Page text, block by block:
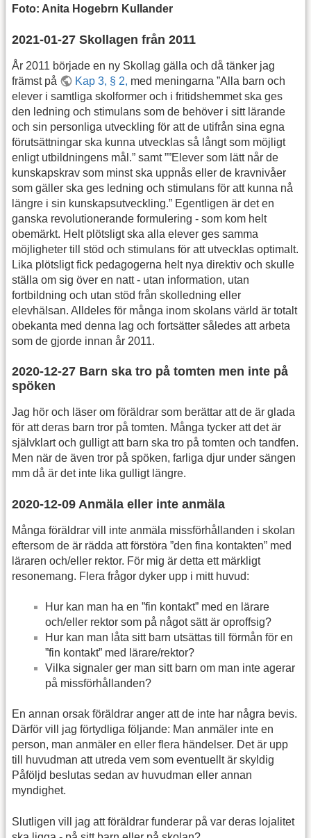
Foto: Anita Hogebrn Kullander
2021-01-27 Skollagen från 2011
År 2011 började en ny Skollag gälla och då tänker jag
främst på
Kap 3, § 2, med meningarna ”Alla barn och
elever i samtliga skolformer och i fritidshemmet ska ges
den ledning och stimulans som de behöver i sitt lärande
och sin personliga utveckling för att de utifrån sina egna
förutsättningar ska kunna utvecklas så långt som möjligt
enligt utbildningens mål.” samt ””Elever som lätt når de
kunskapskrav som minst ska uppnås eller de kravnivåer
som gäller ska ges ledning och stimulans för att kunna nå
längre i sin kunskapsutveckling.” Egentligen är det en
ganska revolutionerande formulering - som kom helt
obemärkt. Helt plötsligt ska alla elever ges samma
möjligheter till stöd och stimulans för att utvecklas optimalt.
Lika plötsligt fick pedagogerna helt nya direktiv och skulle
ställa om sig över en natt - utan information, utan
fortbildning och utan stöd från skolledning eller
elevhälsan. Alldeles för många inom skolans värld är totalt
obekanta med denna lag och fortsätter således att arbeta
som de gjorde innan år 2011.
2020-12-27 Barn ska tro på tomten men inte på
spöken
Jag hör och läser om föräldrar som berättar att de är glada
för att deras barn tror på tomten. Många tycker att det är
självklart och gulligt att barn ska tro på tomten och tandfen.
Men när de även tror på spöken, farliga djur under sängen
mm då är det inte lika gulligt längre.
2020-12-09 Anmäla eller inte anmäla
Många föräldrar vill inte anmäla missförhållanden i skolan
eftersom de är rädda att förstöra ”den fina kontakten” med
läraren och/eller rektor. För mig är detta ett märkligt
resonemang. Flera frågor dyker upp i mitt huvud:
Hur kan man ha en ”fin kontakt” med en lärare
och/eller rektor som på något sätt är oproffsig?
Hur kan man låta sitt barn utsättas till förmån för en
”fin kontakt” med lärare/rektor?
Vilka signaler ger man sitt barn om man inte agerar
på missförhållanden?
En annan orsak föräldrar anger att de inte har några bevis.
Därför vill jag förtydliga följande: Man anmäler inte en
person, man anmäler en eller flera händelser. Det är upp
till huvudman att utreda vem som eventuellt är skyldig
Påföljd beslutas sedan av huvudman eller annan
myndighet.
Slutligen vill jag att föräldrar funderar på var deras lojalitet